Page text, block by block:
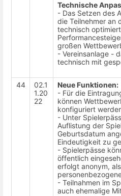
Technische
- Das Setzen des
die Teilnehmer an
technisch
großen
- Vereinsanlage -
technisch mit
44
02.1
1.20
22
Neue Funktionen:
- Für die
können
konfiguriert
- Unter
Auflistung der
Geburtsdatum
Eindeutigkeit zu
- Spielerpässe
öffentlich
erfolgt anonym,
- Teilnahmen im
auch ehemalige